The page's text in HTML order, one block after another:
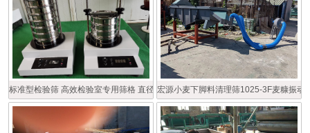
标准型检验筛 高效检验室专用筛格 直径200型多层检验筛宏源小麦下脚料清理筛1025-3F麦糠振动